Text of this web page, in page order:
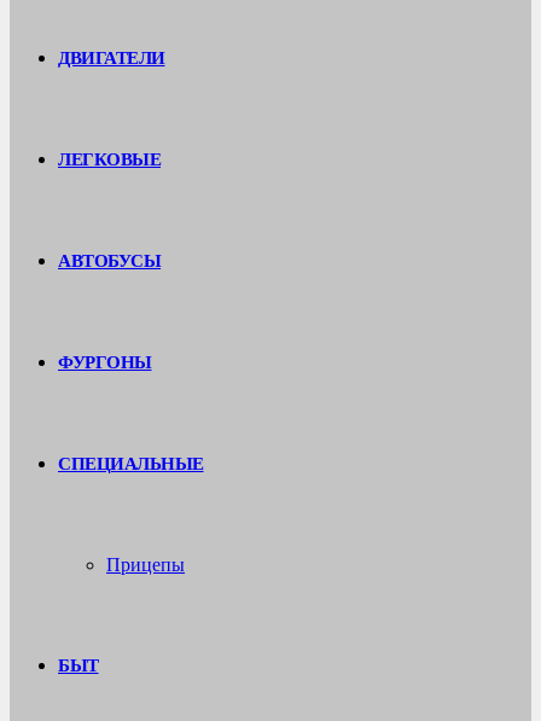
ДВИГАТЕЛИ
ЛЕГКОВЫЕ
АВТОБУСЫ
ФУРГОНЫ
СПЕЦИАЛЬНЫЕ
Прицепы
БЫТ